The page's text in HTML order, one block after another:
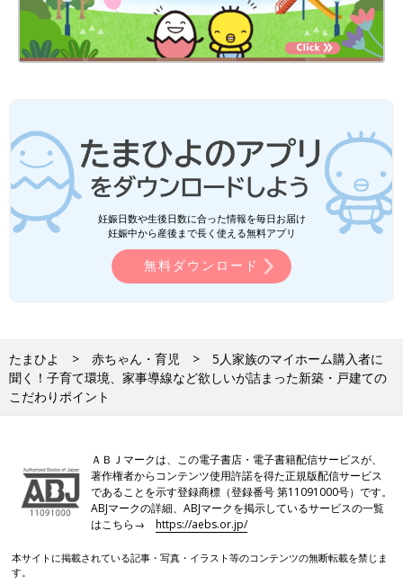
妊娠日数や生後日数に合った情報を毎日お届け
妊娠中から産後まで長く使える無料アプリ
無料ダウンロード
たまひよ 赤ちゃん・育児
5人家族のマイホーム購入者に
聞く！子育て環境、家事導線など欲しいが詰まった新築・戸建ての
こだわりポイント
ＡＢＪマークは、この電子書店・電子書籍配信サービスが、
著作権者からコンテンツ使用許諾を得た正規版配信サービス
であることを示す登録商標（登録番号 第11091000号）です。
ABJマークの詳細、ABJマークを掲示しているサービスの一覧
はこちら→https://aebs.or.jp/
本サイトに掲載されている記事・写真・イラスト等のコンテンツの無断転載を禁じま
す。